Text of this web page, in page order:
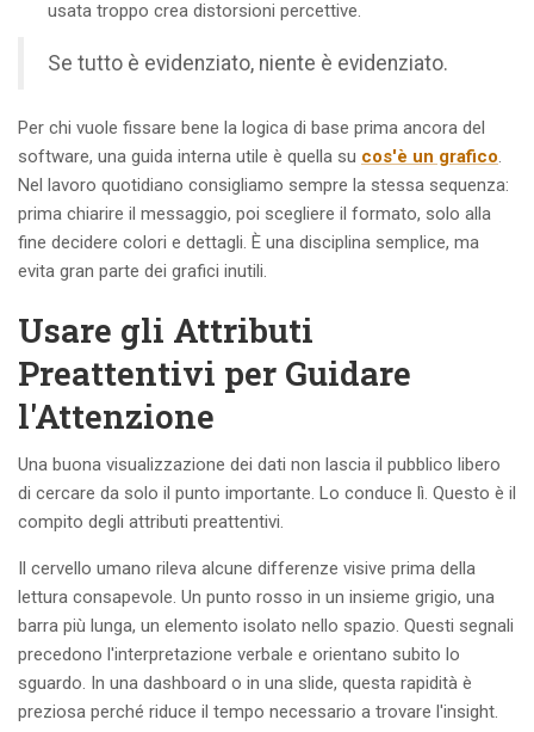
usata troppo crea distorsioni percettive.
Se tutto è evidenziato, niente è evidenziato.
Per chi vuole fissare bene la logica di base prima ancora del
software, una guida interna utile è quella su cos'è un grafico.
Nel lavoro quotidiano consigliamo sempre la stessa sequenza:
prima chiarire il messaggio, poi scegliere il formato, solo alla
fine decidere colori e dettagli. È una disciplina semplice, ma
evita gran parte dei grafici inutili.
Usare gli Attributi
Preattentivi per Guidare
l'Attenzione
Una buona visualizzazione dei dati non lascia il pubblico libero
di cercare da solo il punto importante. Lo conduce lì. Questo è il
compito degli attributi preattentivi.
Il cervello umano rileva alcune differenze visive prima della
lettura consapevole. Un punto rosso in un insieme grigio, una
barra più lunga, un elemento isolato nello spazio. Questi segnali
precedono l'interpretazione verbale e orientano subito lo
sguardo. In una dashboard o in una slide, questa rapidità è
preziosa perché riduce il tempo necessario a trovare l'insight.